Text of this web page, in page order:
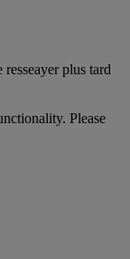
plus tard
Please